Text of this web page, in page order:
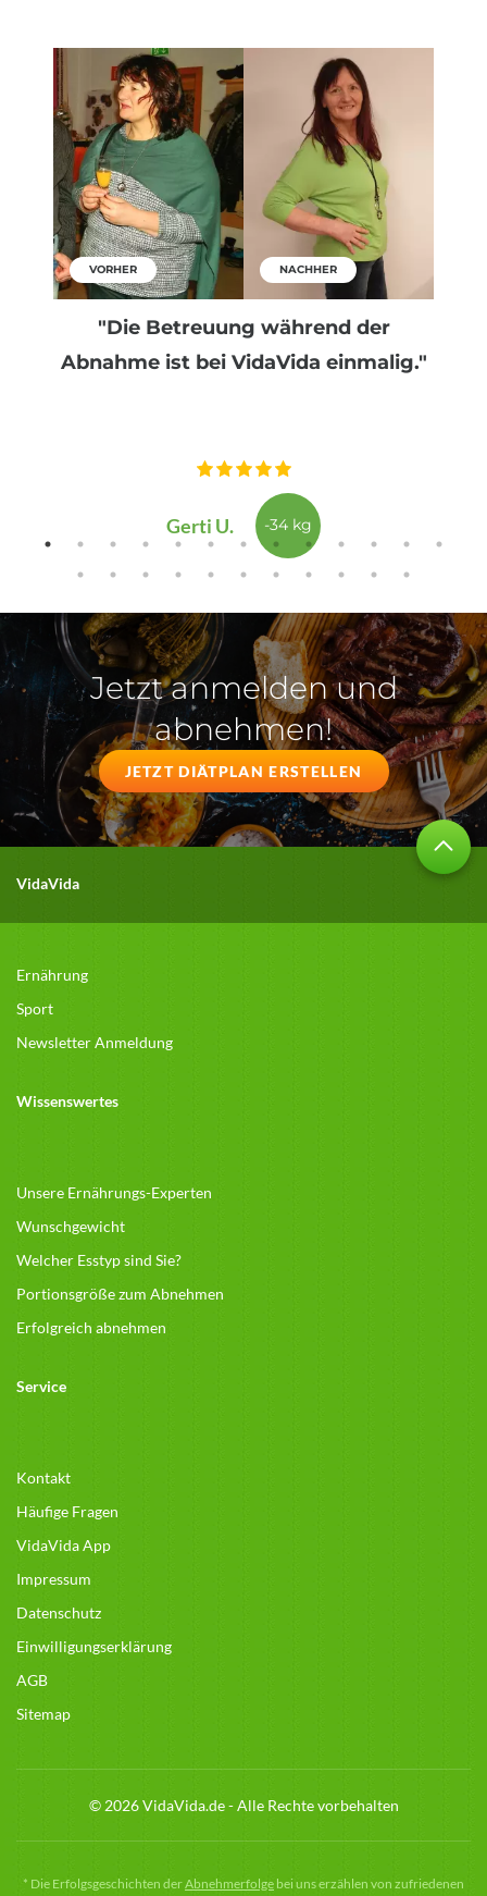
VORHER NACHHER
"Die Betreuung während der
Abnahme ist bei VidaVida einmalig."
Gerti U. -34 kg
Jetzt anmelden und
abnehmen!
JETZT DIÄTPLAN ERSTELLEN
VidaVida
Ernährung
Sport
Newsletter Anmeldung
Wissenswertes
Unsere Ernährungs-Experten
Wunschgewicht
Welcher Esstyp sind Sie?
Portionsgröße zum Abnehmen
Erfolgreich abnehmen
Service
Kontakt
Häufige Fragen
VidaVida App
Impressum
Datenschutz
Einwilligungserklärung
AGB
Sitemap
© 2026 VidaVida.de - Alle Rechte vorbehalten
* Die Erfolgsgeschichten derAbnehmerfolge bei uns erzählen von zufriedenen